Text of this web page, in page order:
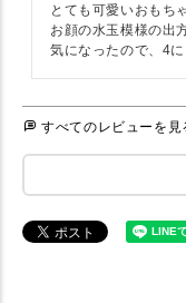
とても可愛いおもち
お顔の水玉模様の出
気になったので、4に
すべてのレビューを見